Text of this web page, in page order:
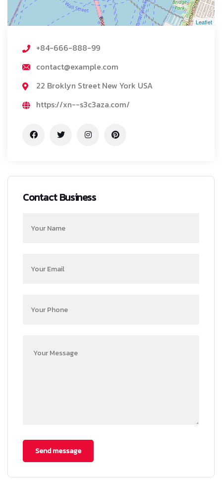
Leaflet
+84-666-888-99
contact@example.com
22 Broklyn Street New York USA
https://xn--s3c3aza.com/
Contact Business